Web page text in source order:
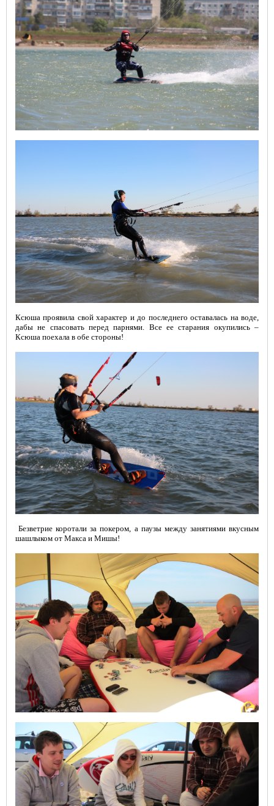
Ксюша проявила свой характер и до последнего оставалась на воде,
дабы не спасовать перед парнями. Все ее старания окупились –
Ксюша поехала в обе стороны!
Безветрие коротали за покером, а паузы между занятиями вкусным
шашлыком от Макса и Мишы!